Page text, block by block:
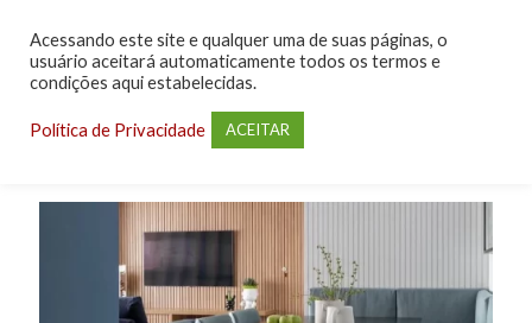
Acessando este site e qualquer uma de suas páginas, o
usuário aceitará automaticamente todos os termos e
condições aqui estabelecidas.
Política de Privacidade ACEITAR